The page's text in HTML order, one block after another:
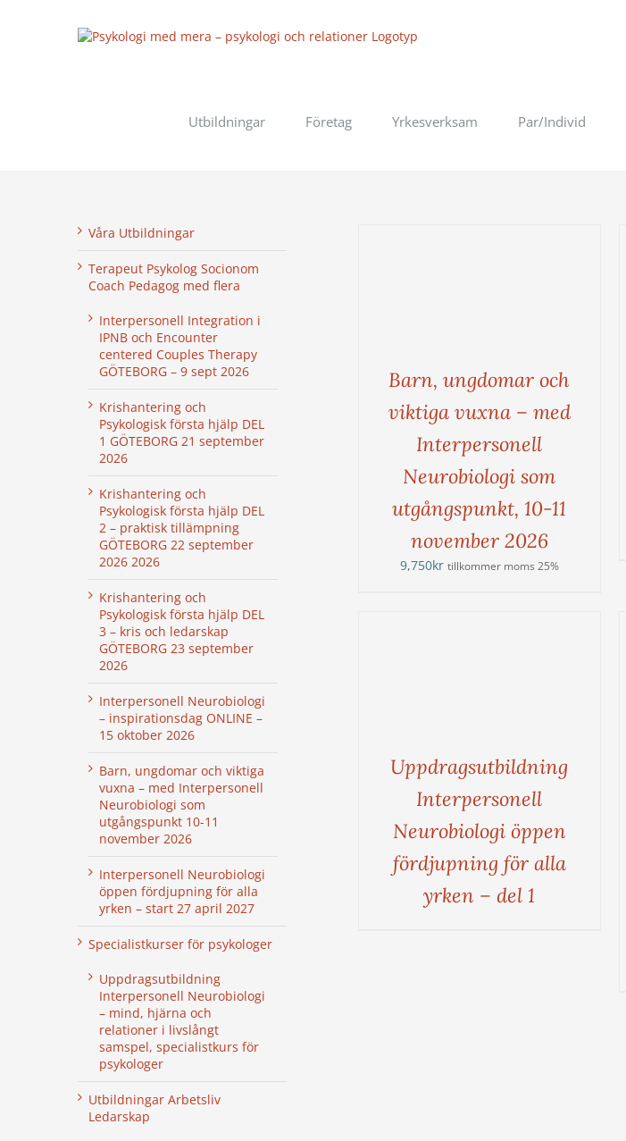
Utbildningar Företag Yrkesverksam Par/Individ
Barn, ungdomar och
viktiga vuxna – med
Interpersonell
Neurobiologi som
utgångspunkt, 10-11
november 2026
9,750kr tillkommer moms 25%
Uppdragsutbildning
Interpersonell
Neurobiologi öppen
fördjupning för alla
yrken – del 1
Våra Utbildningar
Terapeut Psykolog Socionom
Coach Pedagog med flera
Interpersonell Integration i
IPNB och Encounter
centered Couples Therapy
GÖTEBORG – 9 sept 2026
Krishantering och
Psykologisk första hjälp DEL
1 GÖTEBORG 21 september
2026
Krishantering och
Psykologisk första hjälp DEL
2 – praktisk tillämpning
GÖTEBORG 22 september
2026 2026
Krishantering och
Psykologisk första hjälp DEL
3 – kris och ledarskap
GÖTEBORG 23 september
2026
Interpersonell Neurobiologi
– inspirationsdag ONLINE –
15 oktober 2026
Barn, ungdomar och viktiga
vuxna – med Interpersonell
Neurobiologi som
utgångspunkt 10-11
november 2026
Interpersonell Neurobiologi
öppen fördjupning för alla
yrken – start 27 april 2027
Specialistkurser för psykologer
Uppdragsutbildning
Interpersonell Neurobiologi
– mind, hjärna och
relationer i livslångt
samspel, specialistkurs för
psykologer
Utbildningar Arbetsliv
Ledarskap